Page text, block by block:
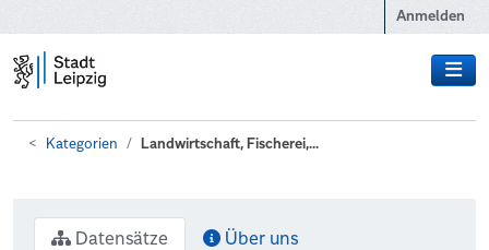
Anmelden
Kategorien Landwirtschaft, Fischerei,...
Datensätze Über uns